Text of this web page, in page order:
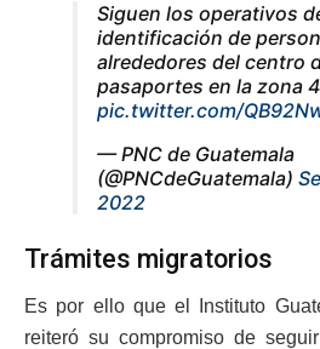
Siguen los operativos
identificación de
alrededores del centro
pasaportes en la zona
pic.twitter.com/
— PNC de Guatemala
(@PNCdeGuatemala)
2022
Trámites migratorios
Es por ello que el Instituto
reiteró su compromiso de